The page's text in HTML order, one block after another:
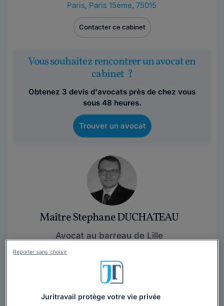
Paris, Paris 15ème, 75015
Contacter ce cabinet
Vous souhaitez rencontrer un avocat en
cabinet ?
Obtenez 3 devis d'avocats près de chez vous
sous 48 heures.
Trouver un avocat
Maître Stephane DUCHATEAU
Avocat au barreau de Lille
14 années d'expérience
Juritravail protège votre vie privée
Reporter sans choisir